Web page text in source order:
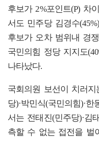
후보가 2%포인트(P) 차
서도 민주당 김경수
후보가 오차 범위내 경
국민의힘 정당 지지도
나타났다.
국회의원 보선이 치러
당)·박민식(국민의힘)·
서는 전태진(민주당)·김
측할 수 없는 접전을 벌